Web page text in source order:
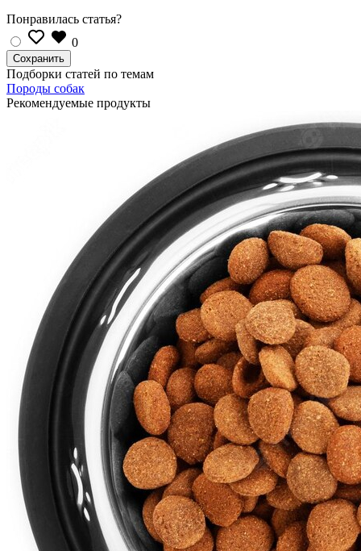
Понравилась статья?
0
Подборки статей по темам
Породы собак
Рекомендуемые продукты